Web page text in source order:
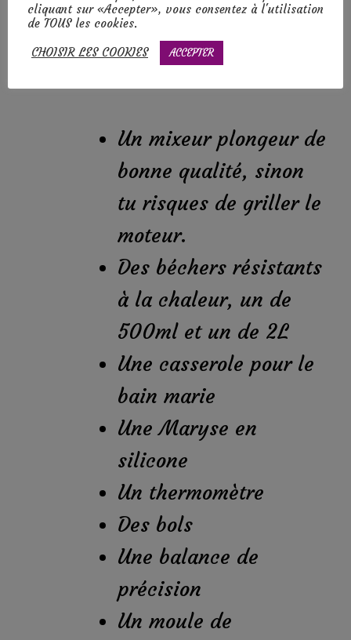
Le matériel :
Un mixeur plongeur de
bonne qualité, sinon
tu risques de griller le
moteur.
Des béchers résistants
à la chaleur, un de
500ml et un de 2L
Une casserole pour le
bain marie
Une Maryse en
silicone
Un thermomètre
Des bols
Une balance de
précision
Un moule de
cliquant sur «Accepter», vous consentez à l'utilisation
de TOUS les cookies.
CHOISIR LES COOKIES ACCEPTER